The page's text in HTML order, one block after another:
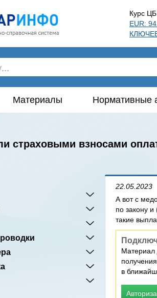
Курс ЦБ
EUR:
Материалы Нормативные
страховыми взносами
22.05.2023
А вот с
по закону и
такие
Материал
в